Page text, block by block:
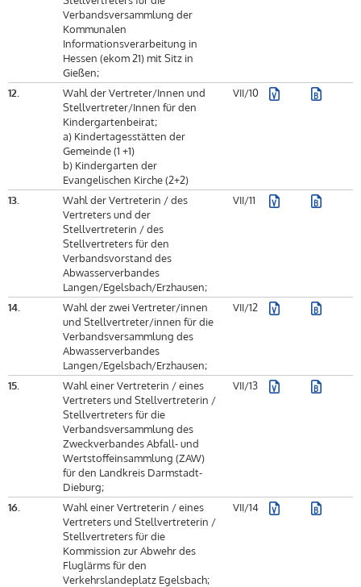
Verbandsversammlung der
Kommunalen
Informationsverarbeitung in
Hessen (ekom 21) mit Sitz in
Gießen;
12.
Wahl der Vertreter/Innen und
Stellvertreter/Innen für den
Kindergartenbeirat;
a) Kindertagesstätten der
Gemeinde (1 +1)
b) Kindergarten der
Evangelischen Kirche (2+2)
VII/10
13.
Wahl der Vertreterin / des
Vertreters und der
Stellvertreterin / des
Stellvertreters für den
Verbandsvorstand des
Abwasserverbandes
Langen/Egelsbach/Erzhausen;
VII/11
14.
Wahl der zwei Vertreter/innen
und Stellvertreter/innen für die
Verbandsversammlung des
Abwasserverbandes
Langen/Egelsbach/Erzhausen;
VII/12
15.
Wahl einer Vertreterin / eines
Vertreters und Stellvertreterin /
Stellvertreters für die
Verbandsversammlung des
Zweckverbandes Abfall- und
Wertstoffeinsammlung (ZAW)
für den Landkreis Darmstadt-
Dieburg;
VII/13
16.
Wahl einer Vertreterin / eines
Vertreters und Stellvertreterin /
Stellvertreters für die
Kommission zur Abwehr des
Fluglärms für den
Verkehrslandeplatz Egelsbach;
VII/14